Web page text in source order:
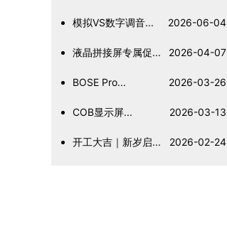
模拟VS数字调音... 2026-06-04
液晶拼接屏专属促... 2026-04-07
BOSE Pro... 2026-03-26
COB显示屏... 2026-03-13
开工大吉｜新岁启... 2026-02-24